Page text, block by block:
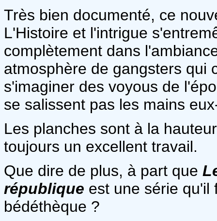
Très bien documenté, ce
L'Histoire et l'intrigue
complètement dans
atmosphère de gangsters qui
s'imaginer des voyous de
se salissent pas les mains
Les planches sont à la
toujours un excellent travail.
Que dire de plus, à part que
république est une série qu'il
bédéthèque ?